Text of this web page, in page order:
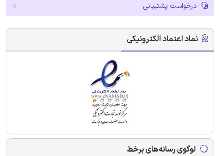
درخواست پشتیبانی
نماد اعتماد الکترونیکی
لوگوی رسانه‌های برخط